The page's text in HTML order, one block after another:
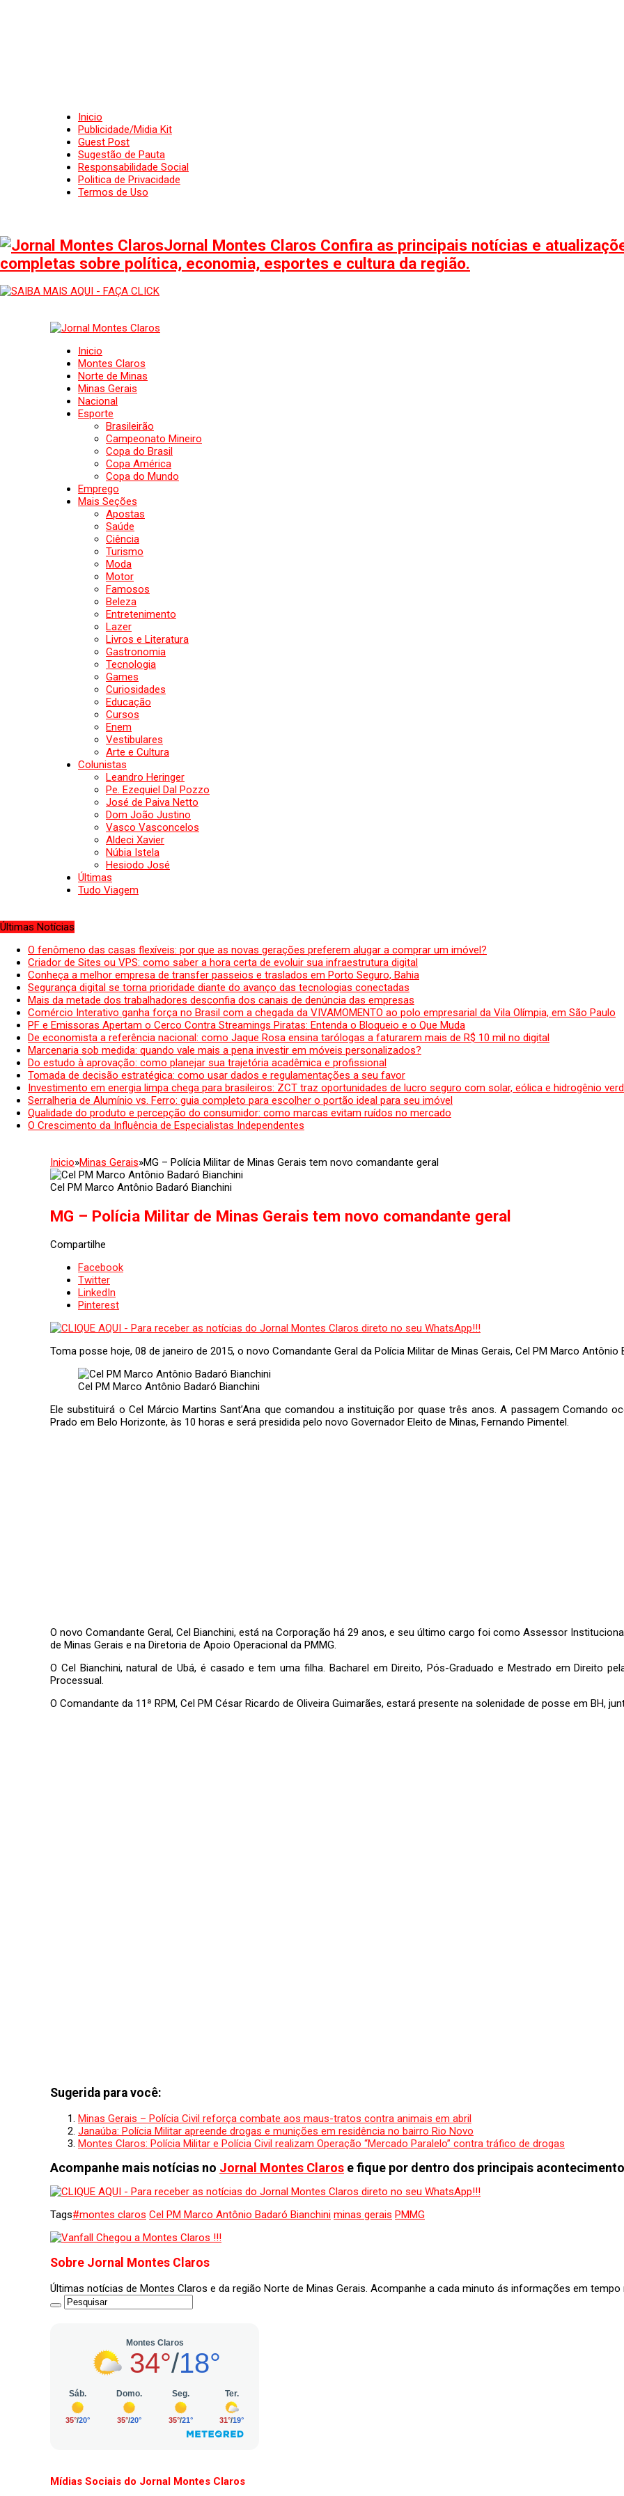
Inicio
Publicidade/Midia Kit
Guest Post
Sugestão de Pauta
Responsabilidade Social
Politica de Privacidade
Termos de Uso
Jornal Montes Claros Confira as principais notícias e
completas sobre política, economia, esportes e cultura da região.
Inicio
Montes Claros
Norte de Minas
Minas Gerais
Nacional
Esporte
Brasileirão
Campeonato Mineiro
Copa do Brasil
Copa América
Copa do Mundo
Emprego
Mais Seções
Apostas
Saúde
Ciência
Turismo
Moda
Motor
Famosos
Beleza
Entretenimento
Lazer
Livros e Literatura
Gastronomia
Tecnologia
Games
Curiosidades
Educação
Cursos
Enem
Vestibulares
Arte e Cultura
Colunistas
Leandro Heringer
Pe. Ezequiel Dal Pozzo
José de Paiva Netto
Dom João Justino
Vasco Vasconcelos
Aldeci Xavier
Núbia Istela
Hesiodo José
Últimas
Tudo Viagem
Últimas Notícias
O fenômeno das casas flexíveis: por que as novas gerações preferem alugar a comprar um imóvel?
Criador de Sites ou VPS: como saber a hora certa de evoluir sua infraestrutura digital
Conheça a melhor empresa de transfer passeios e traslados em Porto Seguro, Bahia
Segurança digital se torna prioridade diante do avanço das tecnologias conectadas
Mais da metade dos trabalhadores desconfia dos canais de denúncia das empresas
Comércio Interativo ganha força no Brasil com a chegada da VIVAMOMENTO ao polo empresarial da Vila Olímpia, em São Paulo
PF e Emissoras Apertam o Cerco Contra Streamings Piratas: Entenda o Bloqueio e o Que Muda
De economista a referência nacional: como Jaque Rosa ensina tarólogas a faturarem mais de R$ 10 mil no digital
Marcenaria sob medida: quando vale mais a pena investir em móveis personalizados?
Do estudo à aprovação: como planejar sua trajetória acadêmica e profissional
Tomada de decisão estratégica: como usar dados e regulamentações a seu favor
Investimento em energia limpa chega para brasileiros: ZCT traz oportunidades de lucro seguro com solar, eólica e hidrogênio
Serralheria de Alumínio vs. Ferro: guia completo para escolher o portão ideal para seu imóvel
Qualidade do produto e percepção do consumidor: como marcas evitam ruídos no mercado
O Crescimento da Influência de Especialistas Independentes
Inicio»Minas Gerais»MG – Polícia Militar de Minas Gerais tem novo comandante geral
Cel PM Marco Antônio Badaró Bianchini
MG – Polícia Militar de Minas Gerais tem novo comandante geral
Compartilhe
Facebook
Twitter
LinkedIn
Pinterest
Toma posse hoje, 08 de janeiro de 2015, o novo Comandante Geral da Polícia Militar de Minas Gerais, Cel PM Marco Antônio
Cel PM Marco Antônio Badaró Bianchini
Ele substituirá o Cel Márcio Martins Sant’Ana que comandou a instituição por quase três anos. A passagem Comando
Prado em Belo Horizonte, às 10 horas e será presidida pelo novo Governador Eleito de Minas, Fernando Pimentel.
O novo Comandante Geral, Cel Bianchini, está na Corporação há 29 anos, e seu último cargo foi como Assessor
de Minas Gerais e na Diretoria de Apoio Operacional da PMMG.
O Cel Bianchini, natural de Ubá, é casado e tem uma filha. Bacharel em Direito, Pós-Graduado e Mestrado em Direito
Processual.
O Comandante da 11ª RPM, Cel PM César Ricardo de Oliveira Guimarães, estará presente na solenidade de posse em BH,
Sugerida para você:
Minas Gerais – Polícia Civil reforça combate aos maus-tratos contra animais em abril
Janaúba: Polícia Militar apreende drogas e munições em residência no bairro Rio Novo
Montes Claros: Polícia Militar e Polícia Civil realizam Operação “Mercado Paralelo” contra tráfico de drogas
Acompanhe mais notícias no Jornal Montes Claros e fique por dentro dos principais
Tags#montes claros Cel PM Marco Antônio Badaró Bianchini minas gerais PMMG
Sobre Jornal Montes Claros
Últimas notícias de Montes Claros e da região Norte de Minas Gerais. Acompanhe a cada minuto ás informações em
Mídias Sociais do Jornal Montes Claros